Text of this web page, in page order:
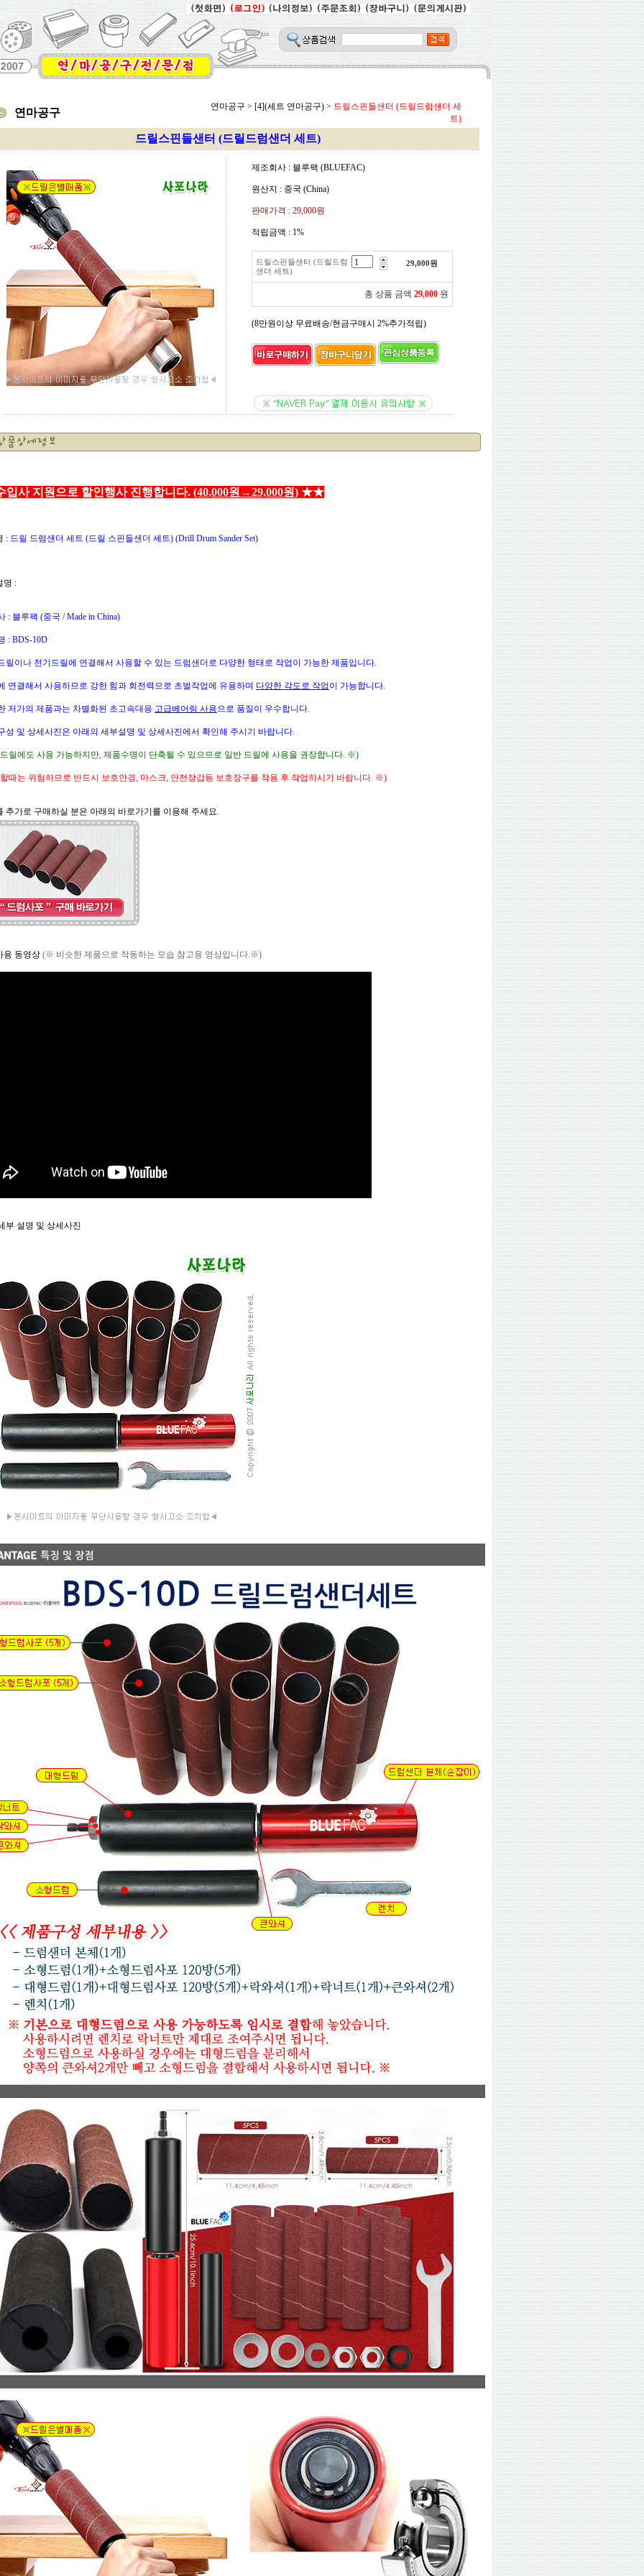
연마공구 연마공구 > [4](세트 연마공구) > 드릴스핀들샌터 (드릴드럼샌더 세
트)
드릴스핀들샌터 (드릴드럼샌더 세트)
제조회사 : 블루팩 (BLUEFAC)
원산지 : 중국 (China)
판매가격 : 29,000원
적립금액 : 1%
드릴스핀들샌터 (드릴드럼
샌더 세트)
29,000원
총 상품 금액 29,000 원
(8만원이상 무료배송/현금구매시 2%추가적립)
사 지원으로 할인행사 진행합니다. (40,000원→29,000원) ★★
: 드릴 드럼샌더 세트 (드릴 스핀들샌더 세트) (Drill Drum Sander Set)
명 :
: 블루팩 (중국 / Made in China)
: BDS-10D
릴이나 전기드릴에 연결해서 사용할 수 있는 드럼샌더로 다양한 형태로 작업이 가능한 제품입니다.
연결해서 사용하므로 강한 힘과 회전력으로 초벌작업에 유용하며 다양한 각도로 작업 이 가능합니다.
저가의 제품과는 차별화된 초고속대응 고급베어링 사용으로 품질이 우수합니다.
성 및 상세사진은 아래의 세부설명 및 상세사진에서 확인해 주시기 바랍니다.
릴에도 사용 가능하지만, 제품수명이 단축될 수 있으므로 일반 드릴에 사용을 권장합니다. ※)
때는 위험하므로 반드시 보호안경, 마스크, 안전장갑등 보호장구를 착용 후 작업하시기 바랍니다. ※)
추가로 구매하실 분은 아래의 바로가기를 이용해 주세요.
용 동영상 (※ 비슷한 제품으로 작동하는 모습 참고용 영상입니다.※)
부 설명 및 상세사진